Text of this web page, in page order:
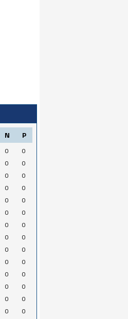
N P
0
0
0
0
0
0
0
0
0
0
0
0
0
0
0
0
0
0
0
0
0
0
0
0
0
0
0
0